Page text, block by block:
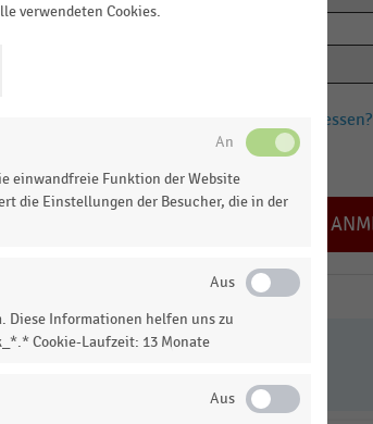
Passwort vergessen?
Registrieren
verwendeten Cookies.
einwandfreie Funktion der Website
die Einstellungen der Besucher, die in der
Diese Informationen helfen uns zu
Cookie-Laufzeit: 13 Monate